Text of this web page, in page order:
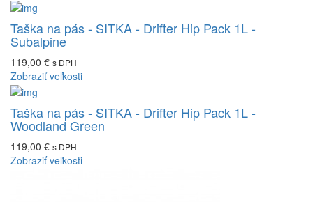
Taška na pás - SITKA - Drifter Hip Pack 1L -
Subalpine
119,00 € s DPH
Zobraziť veľkosti
Taška na pás - SITKA - Drifter Hip Pack 1L -
Woodland Green
119,00 € s DPH
Zobraziť veľkosti